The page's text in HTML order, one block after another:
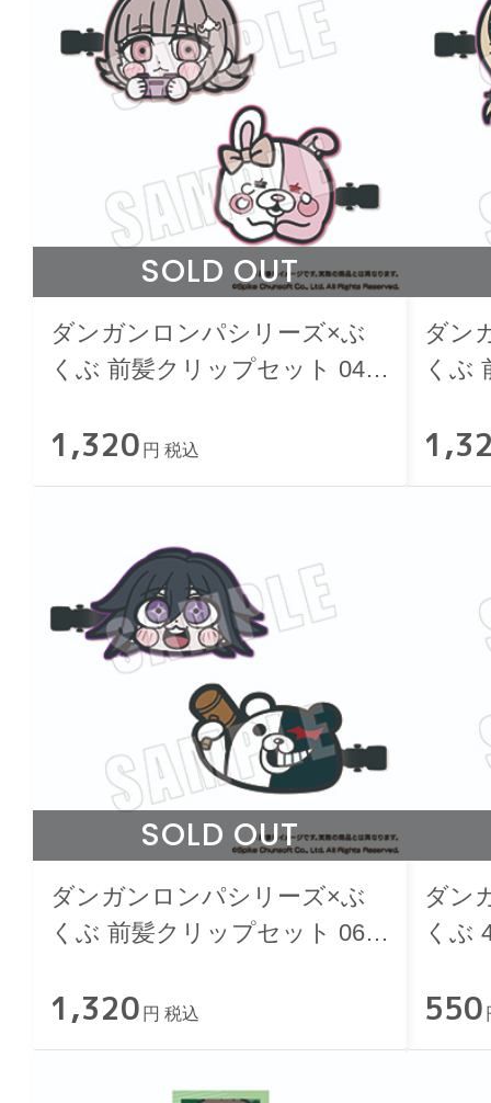
SOLD OUT
ダンガンロンパシリーズ×ぶ
くぶ 前髪クリップセット 04.
1,320 円 税込
ダン
くぶ
SOLD OUT
ダンガンロンパシリーズ×ぶ
くぶ 前髪クリップセット 06.
1,320 円 税込
ダン
くぶ
550